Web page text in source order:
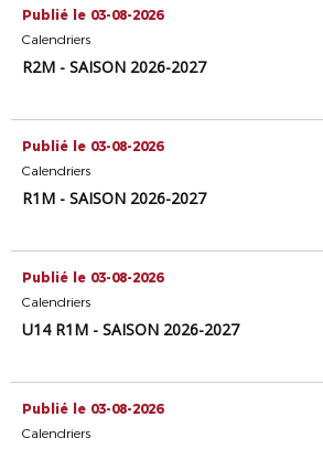
Publié le 03-08-2026
Calendriers
R2M - SAISON 2026-2027
Publié le 03-08-2026
Calendriers
R1M - SAISON 2026-2027
Publié le 03-08-2026
Calendriers
U14 R1M - SAISON 2026-2027
Publié le 03-08-2026
Calendriers